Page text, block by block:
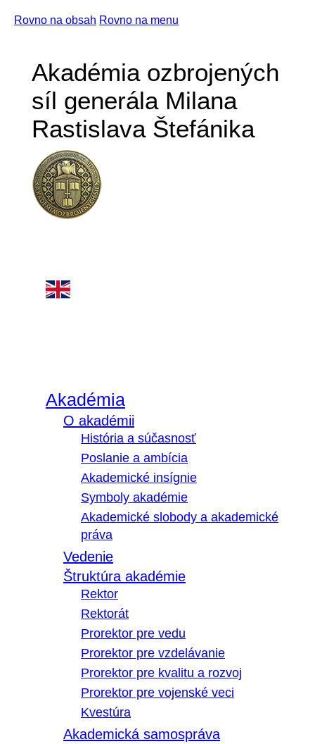
Rovno na obsah Rovno na menu
Akadémia ozbrojených
síl generála Milana
Rastislava Štefánika
Akadémia
O akadémii
História a súčasnosť
Poslanie a ambícia
Akademické insígnie
Symboly akadémie
Akademické slobody a akademické
práva
Vedenie
Štruktúra akadémie
Rektor
Rektorát
Prorektor pre vedu
Prorektor pre vzdelávanie
Prorektor pre kvalitu a rozvoj
Prorektor pre vojenské veci
Kvestúra
Akademická samospráva